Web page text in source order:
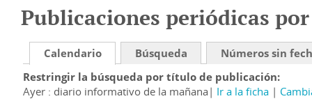
Publicaciones periódicas
Calendario Búsqueda
Números sin
Restringir la búsqueda por título de publicación
Ayer : diario informativo de la mañana
Ir a la ficha